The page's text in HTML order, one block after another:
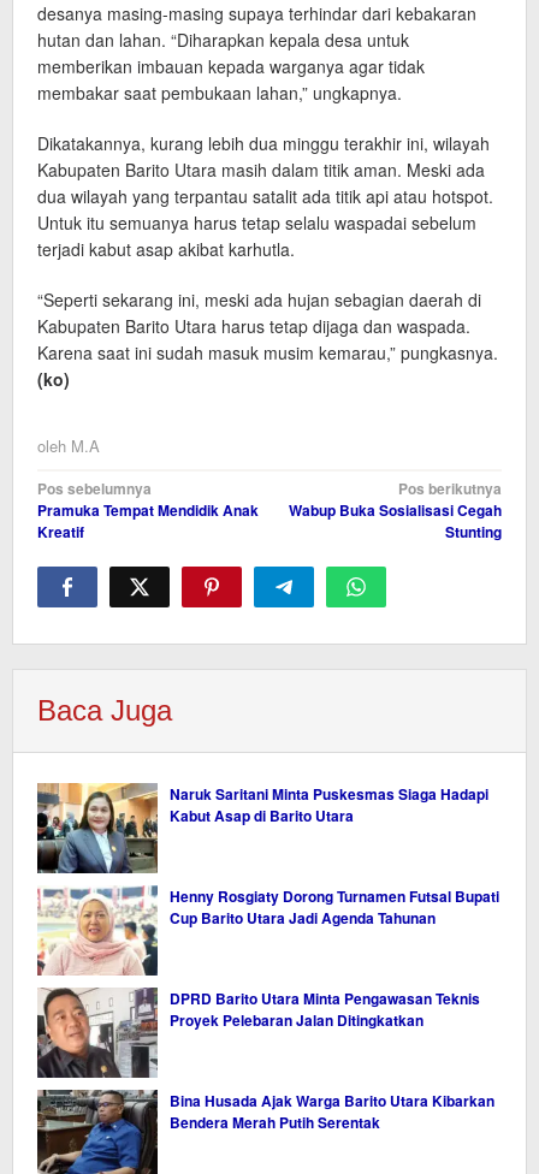
desanya masing-masing supaya terhindar dari kebakaran
hutan dan lahan. “Diharapkan kepala desa untuk
memberikan imbauan kepada warganya agar tidak
membakar saat pembukaan lahan,” ungkapnya.
Dikatakannya, kurang lebih dua minggu terakhir ini, wilayah
Kabupaten Barito Utara masih dalam titik aman. Meski ada
dua wilayah yang terpantau satalit ada titik api atau hotspot.
Untuk itu semuanya harus tetap selalu waspadai sebelum
terjadi kabut asap akibat karhutla.
“Seperti sekarang ini, meski ada hujan sebagian daerah di
Kabupaten Barito Utara harus tetap dijaga dan waspada.
Karena saat ini sudah masuk musim kemarau,” pungkasnya.
(ko)
oleh M.A
Navigasi
pos
Pos sebelumnya
Pramuka Tempat Mendidik Anak
Kreatif
Pos berikutnya
Wabup Buka Sosialisasi Cegah
Stunting
Baca Juga
Naruk Saritani Minta Puskesmas Siaga Hadapi
Kabut Asap di Barito Utara
Henny Rosgiaty Dorong Turnamen Futsal Bupati
Cup Barito Utara Jadi Agenda Tahunan
DPRD Barito Utara Minta Pengawasan Teknis
Proyek Pelebaran Jalan Ditingkatkan
Bina Husada Ajak Warga Barito Utara Kibarkan
Bendera Merah Putih Serentak